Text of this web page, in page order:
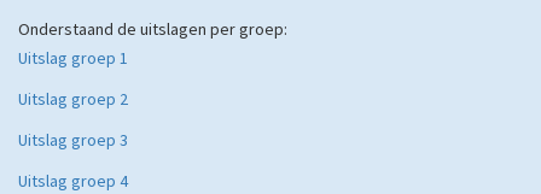
Onderstaand de uitslagen per groep:
Uitslag groep 1
Uitslag groep 2
Uitslag groep 3
Uitslag groep 4